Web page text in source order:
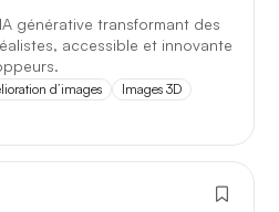
générative transformant des
accessible et innovante
d’images
Images 3D